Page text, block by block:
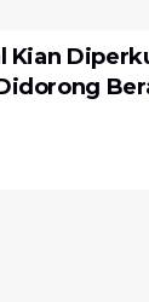
Kian